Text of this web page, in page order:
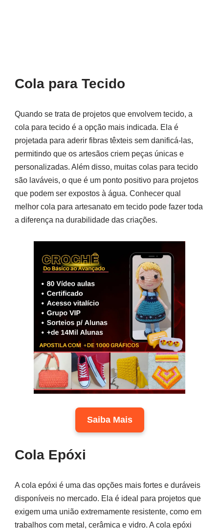
Cola para Tecido
Quando se trata de projetos que envolvem tecido, a
cola para tecido é a opção mais indicada. Ela é
projetada para aderir fibras têxteis sem danificá-las,
permitindo que os artesãos criem peças únicas e
personalizadas. Além disso, muitas colas para tecido
são laváveis, o que é um ponto positivo para projetos
que podem ser expostos à água. Conhecer qual
melhor cola para artesanato em tecido pode fazer toda
a diferença na durabilidade das criações.
Saiba Mais
Cola Epóxi
A cola epóxi é uma das opções mais fortes e duráveis
disponíveis no mercado. Ela é ideal para projetos que
exigem uma união extremamente resistente, como em
trabalhos com metal, cerâmica e vidro. A cola epóxi